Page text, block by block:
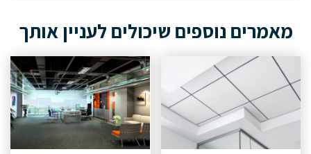
מאמרים נוספים שיכולים לעניין אותך